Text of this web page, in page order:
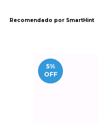
Recomendado por SmartHint
5%
OFF